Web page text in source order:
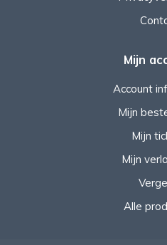
Mijn
Account
Mijn
Mijn
Mijn
Alle